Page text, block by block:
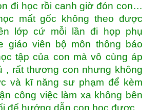
đi học rồi canh giờ đón con…
mất gốc không theo được
lớp cứ mỗi lần đi họp phụ
giáo viên bộ môn thông báo
tập của con mà vô cùng áp
, rất thương con nhưng không
và kĩ năng sư phạm để kèm
công việc làm xa không bên
để hướng dẫn con học được